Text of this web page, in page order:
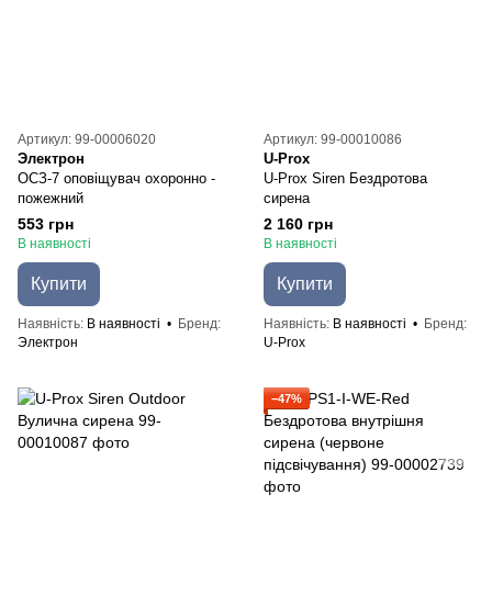
Артикул: 99-00006020
Электрон
ОСЗ-7 оповіщувач охоронно -
пожежний
553 грн
В наявності
Купити
Наявність В наявності
Бренд
Электрон
Артикул: 99-00010086
U-Prox
U-Prox Siren Бездротова
сирена
2 160 грн
В наявності
Купити
Наявність В наявності
Бренд
U-Prox
−47%